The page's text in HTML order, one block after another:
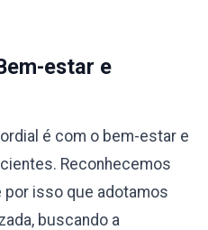
estar e
é com o bem-estar e
Reconhecemos
por isso que adotamos
buscando a